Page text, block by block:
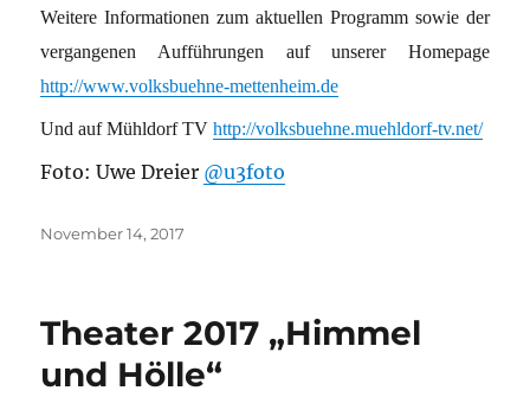
Weitere Informationen zum aktuellen Programm sowie der
vergangenen Aufführungen auf unserer Homepage
http://www.volksbuehne-mettenheim.de
Und auf Mühldorf TVhttp://volksbuehne.muehldorf-tv.net/
Foto: Uwe Dreier @u3foto
Veröffentlicht
November 14, 2017
Theater 2017 „Himmel
und Hölle“